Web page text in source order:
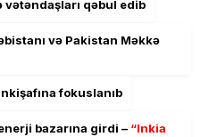
qəbul edib
və Pakistan Məkkə
fokuslanıb
bazarına girdi – “Inkia